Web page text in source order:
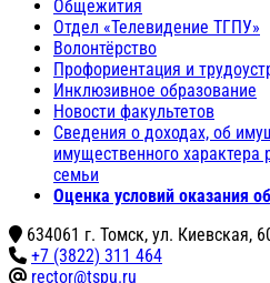
Общежития
Отдел «Телевидение ТГПУ»
Волонтёрство
Профориентация и
Инклюзивное образование
Новости факультетов
Сведения о доходах, об
имущественного характера
семьи
Оценка условий оказания
634061 г. Томск, ул. Киевская,
+7 (3822) 311 464
rector@tspu.ru